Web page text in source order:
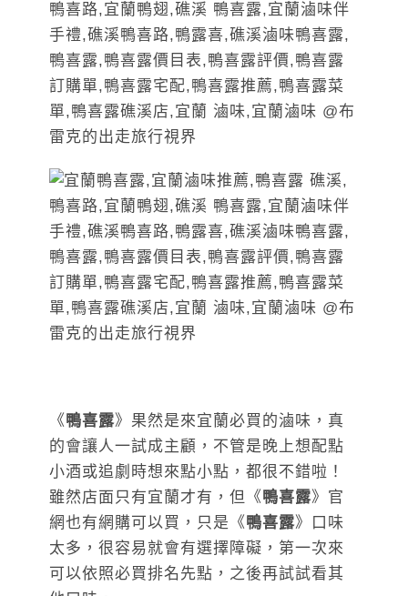
《鴨喜露》果然是來宜蘭必買的滷味，真
的會讓人一試成主顧，不管是晚上想配點
小酒或追劇時想來點小點，都很不錯啦！
雖然店面只有宜蘭才有，但《鴨喜露》官
網也有網購可以買，只是《鴨喜露》口味
太多，很容易就會有選擇障礙，第一次來
可以依照必買排名先點，之後再試試看其